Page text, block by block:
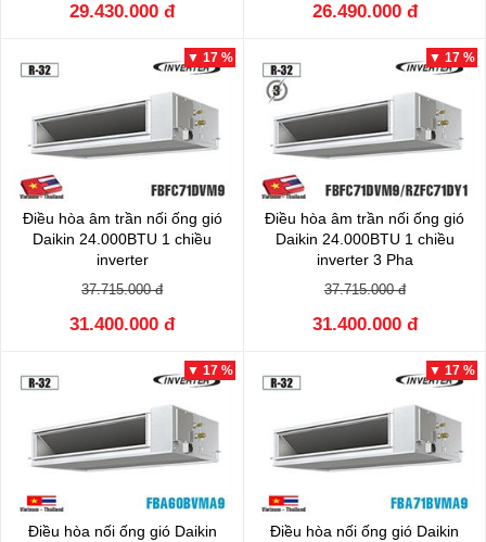
29.430.000 đ 26.490.000 đ
▼ 17 %
Điều hòa âm trần nối ống gió
Daikin 24.000BTU 1 chiều
inverter
FBFC71DVM9/RZFC71EVM
37.715.000 đ
31.400.000 đ
▼ 17 %
Điều hòa âm trần nối ống gió
Daikin 24.000BTU 1 chiều
inverter 3 Pha
FBFC71DVM9/RZFC71EY1
37.715.000 đ
31.400.000 đ
▼ 17 %
Điều hòa nối ống gió Daikin
▼ 17 %
Điều hòa nối ống gió Daikin